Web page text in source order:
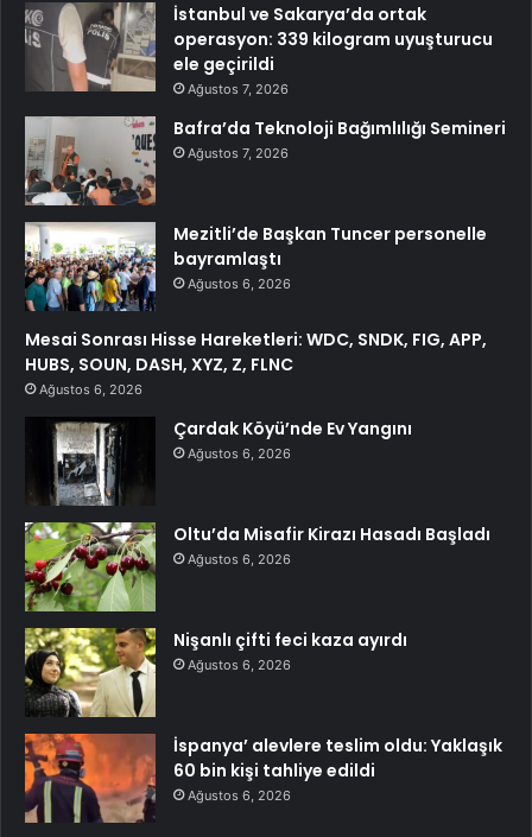
İstanbul ve Sakarya’da ortak
operasyon: 339 kilogram uyuşturucu
ele geçirildi
Ağustos 7, 2026
Bafra’da Teknoloji Bağımlılığı Semineri
Ağustos 7, 2026
Mezitli’de Başkan Tuncer personelle
bayramlaştı
Ağustos 6, 2026
Mesai Sonrası Hisse Hareketleri: WDC, SNDK, FIG, APP,
HUBS, SOUN, DASH, XYZ, Z, FLNC
Ağustos 6, 2026
Çardak Köyü’nde Ev Yangını
Ağustos 6, 2026
Oltu’da Misafir Kirazı Hasadı Başladı
Ağustos 6, 2026
Nişanlı çifti feci kaza ayırdı
Ağustos 6, 2026
İspanya’ alevlere teslim oldu: Yaklaşık
60 bin kişi tahliye edildi
Ağustos 6, 2026